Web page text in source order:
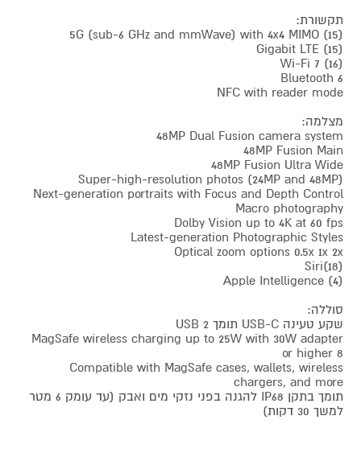
תקשורת:
5G (sub-6 GHz and mmWave) with 4x4 MIMO (15)
Gigabit LTE (15)
Wi-Fi 7 (16)
Bluetooth 6
NFC with reader mode
מצלמה:
48MP Dual Fusion camera system
48MP Fusion Main
48MP Fusion Ultra Wide
Super-high-resolution photos (24MP and 48MP)
Next-generation portraits with Focus and Depth Control
Macro photography
Dolby Vision up to 4K at 60 fps
Latest-generation Photographic Styles
Optical zoom options 0.5x 1x 2x
Siri(18)
Apple Intelligence (4)
סוללה:
שקע טעינה USB-C תומך USB 2
MagSafe wireless charging up to 25W with 30W adapter
or higher 8
Compatible with MagSafe cases, wallets, wireless
chargers, and more
תומך בתקן IP68 להגנה בפני נזקי מים ואבק (עד עומק 6 מטר
למשך 30 דקות)